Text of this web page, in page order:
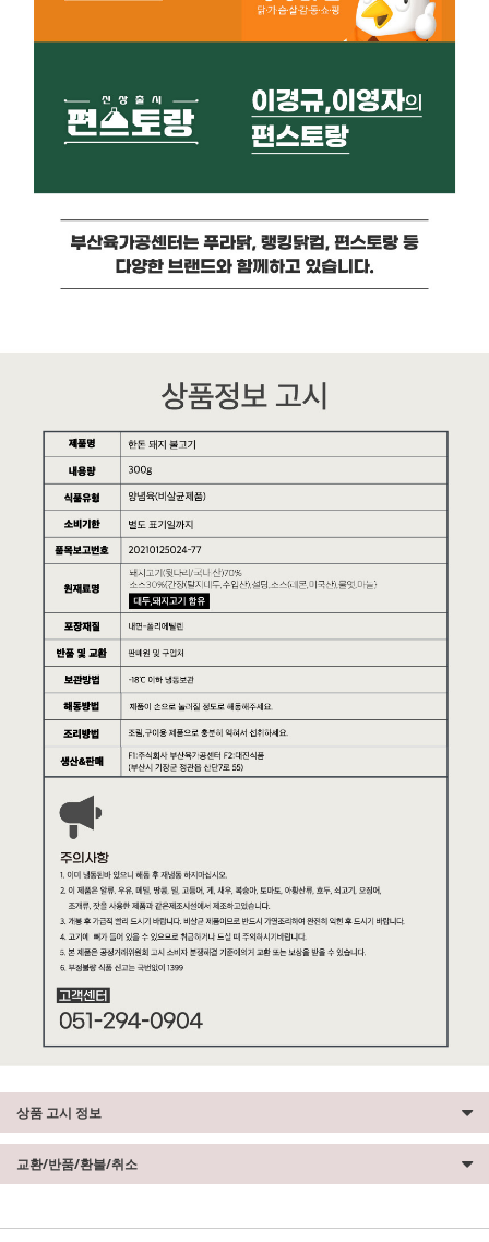
상품 고시 정보
교환/반품/환불/취소